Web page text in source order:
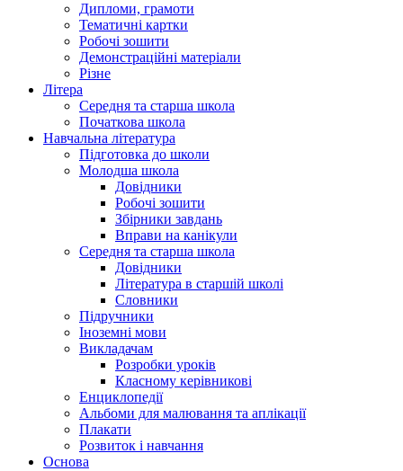
Дипломи, грамоти
Тематичні картки
Робочі зошити
Демонстраційні матеріали
Різне
Літера
Середня та старша школа
Початкова школа
Навчальна література
Підготовка до школи
Молодша школа
Довідники
Робочі зошити
Збірники завдань
Вправи на канікули
Середня та старша школа
Довідники
Література в старшій школі
Словники
Підручники
Іноземні мови
Викладачам
Розробки уроків
Класному керівникові
Енциклопедії
Альбоми для малювання та аплікації
Плакати
Розвиток і навчання
Основа